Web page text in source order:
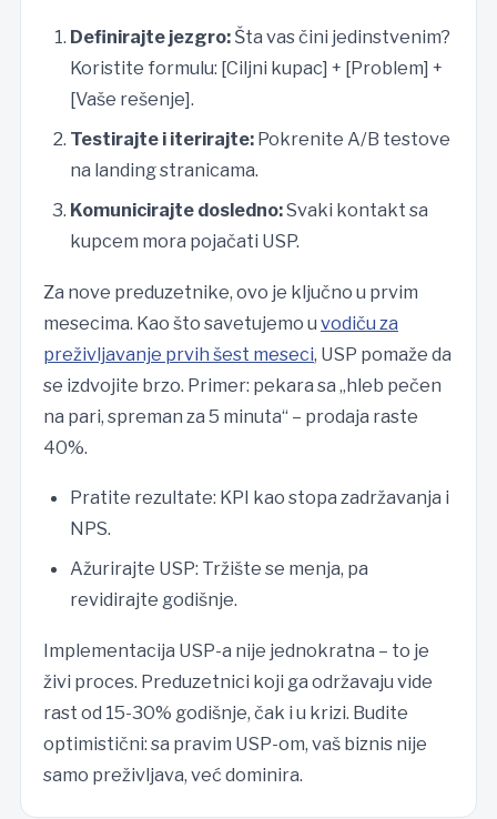
Definirajte jezgro: Šta vas čini jedinstvenim?
Koristite formulu: [Ciljni kupac] + [Problem] +
[Vaše rešenje].
Testirajte i iterirajte: Pokrenite A/B testove
na landing stranicama.
Komunicirajte dosledno:Svaki kontakt sa
kupcem mora pojačati USP.
Za nove preduzetnike, ovo je ključno u prvim
mesecima. Kao što savetujemo u vodiču za
preživljavanje prvih šest meseci, USP pomaže da
se izdvojite brzo. Primer: pekara sa „hleb pečen
na pari, spreman za 5 minuta“ – prodaja raste
40%.
Pratite rezultate: KPI kao stopa zadržavanja i
NPS.
Ažurirajte USP: Tržište se menja, pa
revidirajte godišnje.
Implementacija USP-a nije jednokratna – to je
živi proces. Preduzetnici koji ga održavaju vide
rast od 15-30% godišnje, čak i u krizi. Budite
optimistični: sa pravim USP-om, vaš biznis nije
samo preživljava, već dominira.